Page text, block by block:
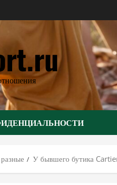
У бывшего бутика